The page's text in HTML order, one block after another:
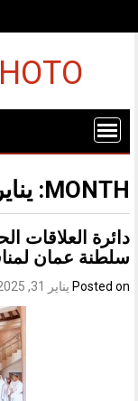
MONTH: يناير 2025
دائرة العلاقات
سلطنة عمان
Posted on يناير 31, 2025